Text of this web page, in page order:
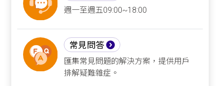
週一至週五09:00~18:00
常見問答
匯集常見問題的解決方案，提供用戶
排解疑難雜症。